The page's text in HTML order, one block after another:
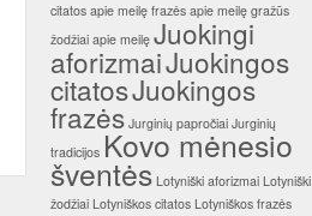
citatos apie meilę frazės apie meilę gražūs
žodžiai apie meilę Juokingi
aforizmaiJuokingos
citatosJuokingos
frazės Jurginių papročiai Jurginių
tradicijos Kovo mėnesio
šventės Lotyniški aforizmai Lotyniški
žodžiai Lotyniškos citatos Lotyniškos frazės